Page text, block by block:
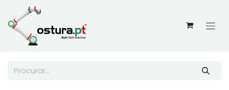
Skip to Content